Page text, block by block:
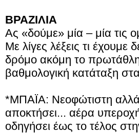
ΒΡΑΖΙΛΙΑ
Ας «δούμε» μία – μία τις
Με λίγες λέξεις τι έχουμε
δρόμο ακόμη το
βαθμολογική κατάταξη
*ΜΠΑΪΑ: Νεοφώτιστη αλλά
αποκτήσει... αέρα
οδηγήσει έως το τέλος